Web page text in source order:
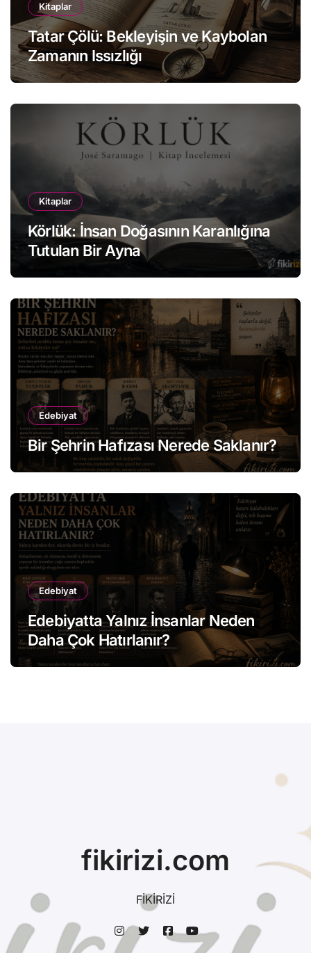
Kitaplar
Tatar Çölü: Bekleyişin ve Kaybolan
Zamanın Issızlığı
Kitaplar
Körlük: İnsan Doğasının Karanlığına
Tutulan Bir Ayna
Edebiyat
Bir Şehrin Hafızası Nerede Saklanır?
Edebiyat
Edebiyatta Yalnız İnsanlar Neden
Daha Çok Hatırlanır?
fikirizi.com
FİKİRİZİ